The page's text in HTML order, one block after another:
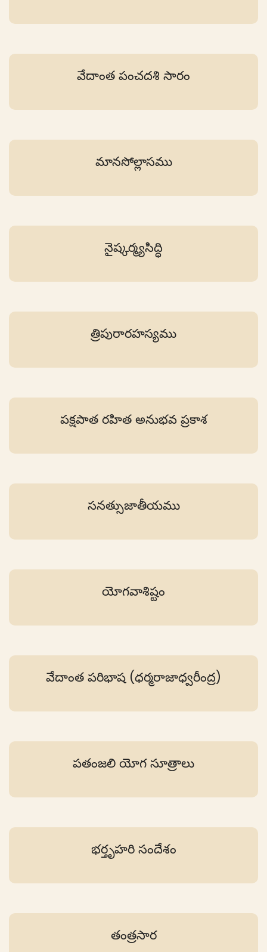
వేదాంత పంచదశి సారం
మానసోల్లాసము
నైష్కర్మ్యసిద్ధి
త్రిపురారహస్యము
పక్షపాత రహిత అనుభవ ప్రకాశ
సనత్సుజాతీయము
యోగవాశిష్టం
వేదాంత పరిభాష (ధర్మరాజాధ్వరీంద్ర)
పతంజలి యోగ సూత్రాలు
భర్తృహరి సందేశం
తంత్రసార